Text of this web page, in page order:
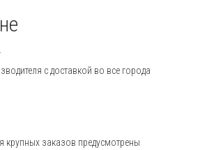
с доставкой во все города
крупных заказов предусмотрены